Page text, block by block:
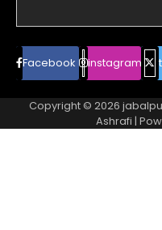
Facebook instagram
Copyright © 2026
Ashrafi |